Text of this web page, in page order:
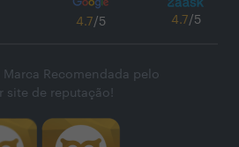
4.7/5 4.7/5
Marca Recomendada pelo
site de reputação!